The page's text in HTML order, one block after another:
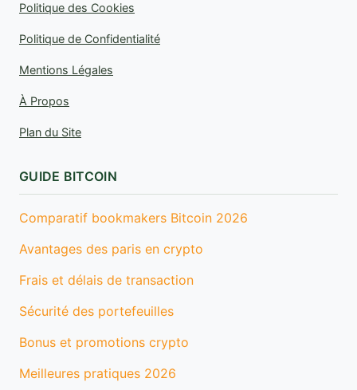
Politique des Cookies
Politique de Confidentialité
Mentions Légales
À Propos
Plan du Site
GUIDE BITCOIN
Comparatif bookmakers Bitcoin 2026
Avantages des paris en crypto
Frais et délais de transaction
Sécurité des portefeuilles
Bonus et promotions crypto
Meilleures pratiques 2026